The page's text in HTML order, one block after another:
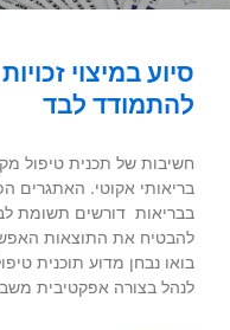
סיוע במיצוי
להתמודד לבד
חשיבות של תכנית טיפול
בריאותי אקוטי. האתגרים
בבריאות דורשים תשומת
להבטיח את התוצאות
בואו נבחן מדוע תוכנית
לנהל בצורה אפקטיבית